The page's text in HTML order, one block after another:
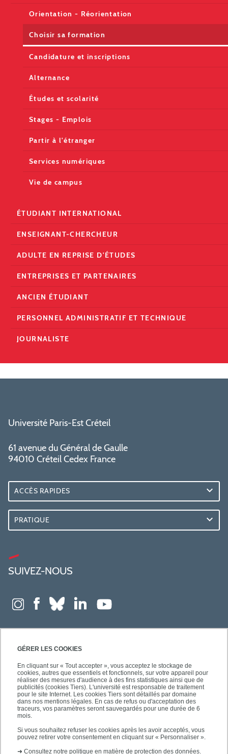
GÉRER LES COOKIES
En cliquant sur « Tout accepter », vous acceptez le stockage de
cookies, autres que essentiels et fonctionnels, sur votre appareil pour
réaliser des mesures d'audience à des fins statistiques ainsi que de
publicités (cookies Tiers). L'université est responsable de traitement
pour le site Internet. Les cookies Tiers sont détaillés par domaine
dans nos mentions légales. En cas de refus ou d'acceptation des
traceurs, vos paramètres seront sauvegardés pour une durée de 6
mois.
Si vous souhaitez refuser les cookies après les avoir acceptés, vous
pouvez retirer votre consentement en cliquant sur « Personnaliser ».
➜ Consultez notre politique en matière de protection des données.
Orientation - Réorientation
Choisir sa formation
Candidature et inscriptions
Alternance
Études et scolarité
Stages - Emplois
Partir à l'étranger
Services numériques
Vie de campus
ÉTUDIANT INTERNATIONAL
ENSEIGNANT-CHERCHEUR
ADULTE EN REPRISE D'ÉTUDES
ENTREPRISES ET PARTENAIRES
ANCIEN ÉTUDIANT
PERSONNEL ADMINISTRATIF ET TECHNIQUE
JOURNALISTE
Université Paris-Est Créteil
61 avenue du Général de Gaulle
94010 Créteil Cedex France
ACCÈS RAPIDES
PRATIQUE
SUIVEZ-NOUS